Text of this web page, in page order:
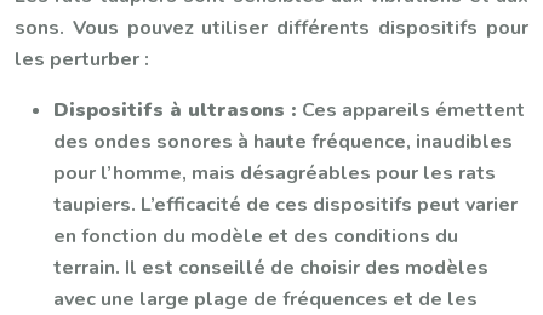
sons. Vous pouvez utiliser différents dispositifs pour
les perturber :
Dispositifs à ultrasons : Ces appareils émettent
des ondes sonores à haute fréquence, inaudibles
pour l’homme, mais désagréables pour les rats
taupiers. L’efficacité de ces dispositifs peut varier
en fonction du modèle et des conditions du
terrain. Il est conseillé de choisir des modèles
avec une large plage de fréquences et de les